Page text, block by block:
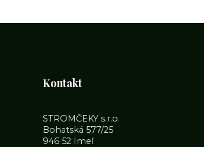
Kontakt
STROMČEKY s.r.o.
Bohatská 577/25
946 52 Imeľ